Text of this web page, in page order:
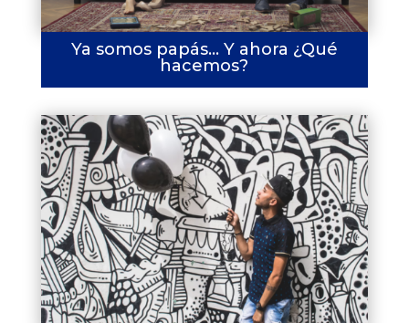
Ya somos papás… Y ahora ¿Qué
hacemos?